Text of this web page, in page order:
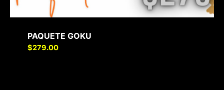
PAQUETE GOKU
$279.00